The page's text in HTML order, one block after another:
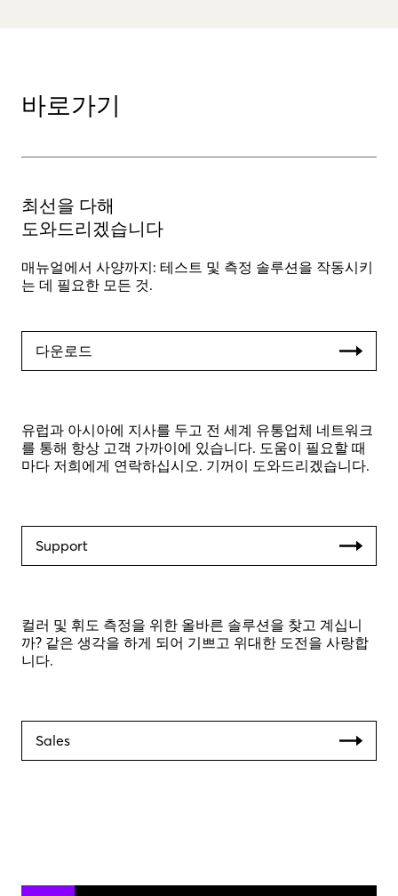
바로가기
최선을 다해
도와드리겠습니다
매뉴얼에서 사양까지: 테스트 및 측정 솔루션을 작동시키
는 데 필요한 모든 것.
다운로드
유럽과 아시아에 지사를 두고 전 세계 유통업체 네트워크
를 통해 항상 고객 가까이에 있습니다. 도움이 필요할 때
마다 저희에게 연락하십시오. 기꺼이 도와드리겠습니다.
Support
컬러 및 휘도 측정을 위한 올바른 솔루션을 찾고 계십니
까? 같은 생각을 하게 되어 기쁘고 위대한 도전을 사랑합
니다.
Sales